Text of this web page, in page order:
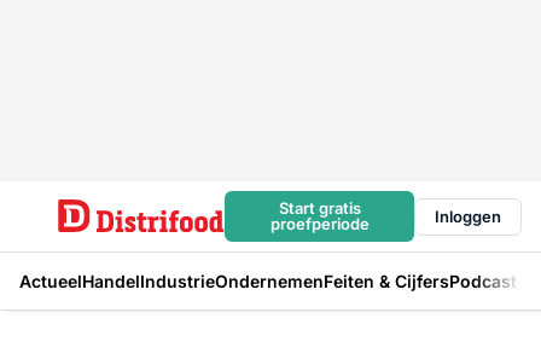
Start gratis
proefperiode
Inloggen
ActueelHandelIndustrieOndernemenFeiten & CijfersPodcast